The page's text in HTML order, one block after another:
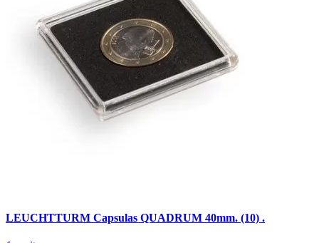
LEUCHTTURM Capsulas QUADRUM 40mm. (10) .